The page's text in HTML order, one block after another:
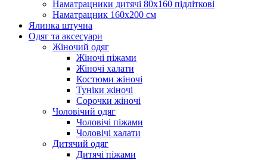
Наматрацники дитячі 80х160 підліткові
Наматрацник 160х200 см
Ялинка штучна
Одяг та аксесуари
Жіночий одяг
Жіночі піжами
Жіночі халати
Костюми жіночі
Туніки жіночі
Сорочки жіночі
Чоловічий одяг
Чоловічі піжами
Чоловічі халати
Дитячий одяг
Дитячі піжами